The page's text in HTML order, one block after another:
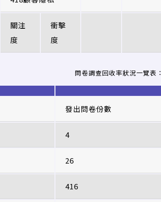
關注
度
衝擊
度
問卷調查回收率狀況一覽表：
發出問卷份數
4
26
416